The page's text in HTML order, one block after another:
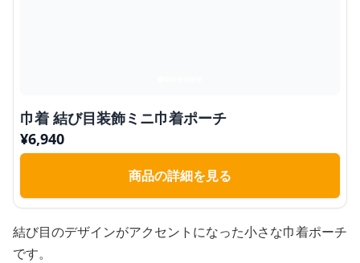
巾着 結び目装飾ミニ巾着ポーチ
¥6,940
商品の詳細を見る
結び目のデザインがアクセントになった小さな巾着ポーチ
です。